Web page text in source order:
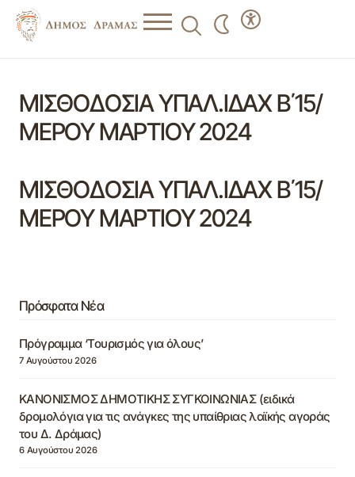
ΜΙΣΘΟΔΟΣΙΑ ΥΠΑΛ.ΙΔΑΧ Β΄15/
ΜΕΡΟΥ ΜΑΡΤΙΟΥ 2024
ΜΙΣΘΟΔΟΣΙΑ ΥΠΑΛ.ΙΔΑΧ Β΄15/
ΜΕΡΟΥ ΜΑΡΤΙΟΥ 2024
Πρόσφατα Νέα
Πρόγραμμα ‘Τουρισμός για όλους’
7 Αυγούστου 2026
ΚΑΝΟΝΙΣΜΟΣ ΔΗΜΟΤΙΚΗΣ ΣΥΓΚΟΙΝΩΝΙΑΣ (ειδικά
δρομολόγια για τις ανάγκες της υπαίθριας λαϊκής αγοράς
του Δ. Δράμας)
6 Αυγούστου 2026